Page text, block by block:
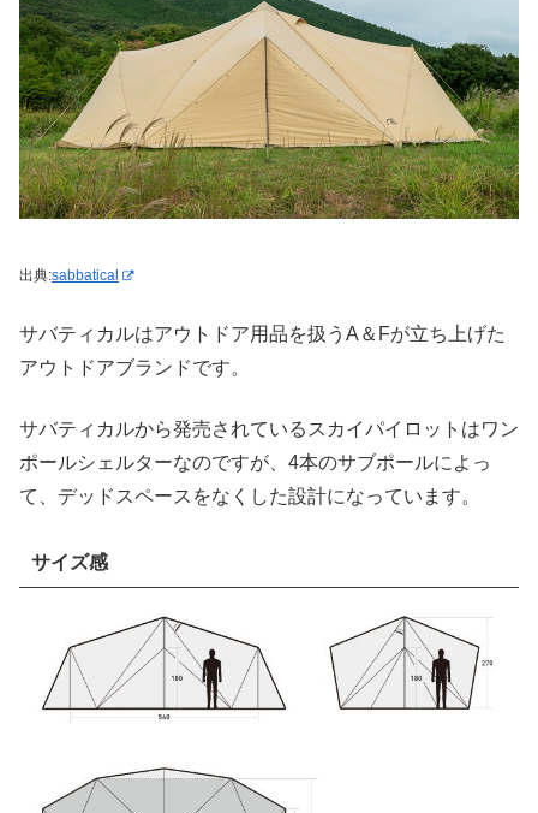
出典:sabbatical
サバティカルはアウトドア用品を扱うA＆Fが立ち上げた
アウトドアブランドです。
サバティカルから発売されているスカイパイロットはワン
ポールシェルターなのですが、4本のサブポールによっ
て、デッドスペースをなくした設計になっています。
サイズ感